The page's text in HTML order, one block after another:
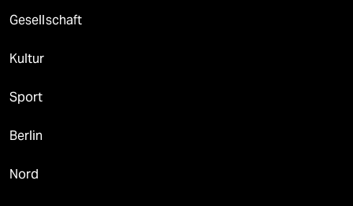
Gesellschaft
Kultur
Sport
Berlin
Nord